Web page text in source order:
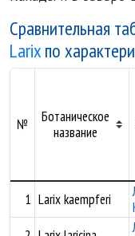
Сравнительная
Larix по
№
Ботаническое
название
1 Larix kaempferi